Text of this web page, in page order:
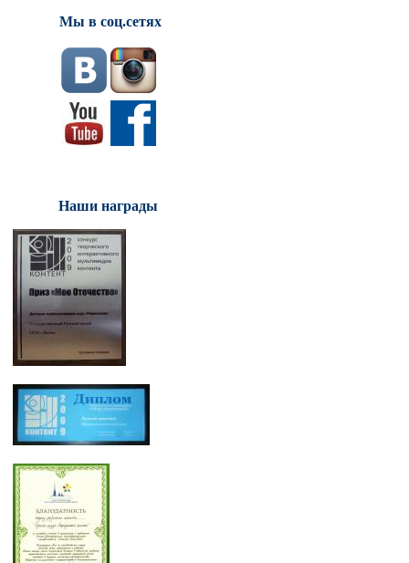
Мы в соц.сетях
Наши награды